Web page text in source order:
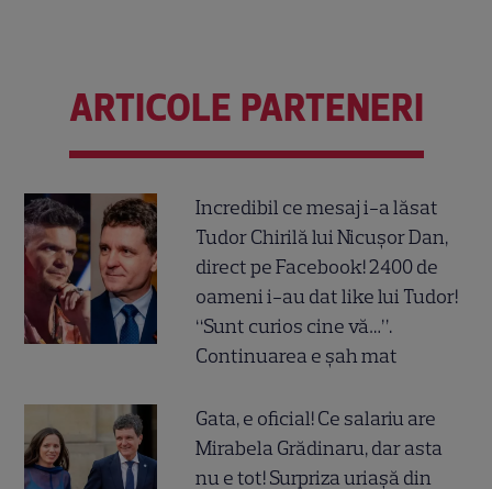
ARTICOLE PARTENERI
Incredibil ce mesaj i-a lăsat
Tudor Chirilă lui Nicușor Dan,
direct pe Facebook! 2400 de
oameni i-au dat like lui Tudor!
“Sunt curios cine vă…”.
Continuarea e șah mat
Gata, e oficial! Ce salariu are
Mirabela Grădinaru, dar asta
nu e tot! Surpriza uriașă din